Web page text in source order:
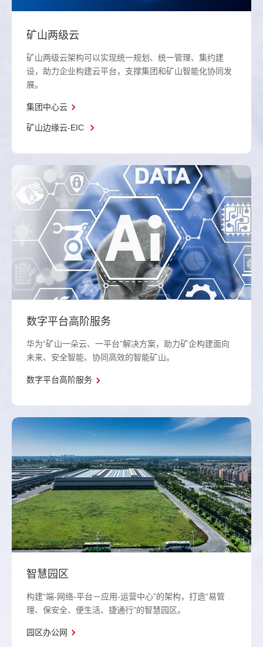
矿山两级云
矿山两级云架构可以实现统一规划、统一管理、集约建
设，助力企业构建云平台，支撑集团和矿山智能化协同发
展。
集团中心云
矿山边缘云-EIC
数字平台高阶服务
华为“矿山一朵云、一平台”解决方案，助力矿企构建面向
未来、安全智能、协同高效的智能矿山。
数字平台高阶服务
智慧园区
构建“端-网络-平台－应用-运营中心”的架构，打造“易管
理、保安全、便生活、捷通行”的智慧园区。
园区办公网